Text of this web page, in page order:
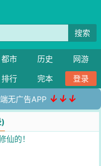
搜索
都市 历史
网游
排行 完本 登录
无广告APP ↓↓↓
仙的！